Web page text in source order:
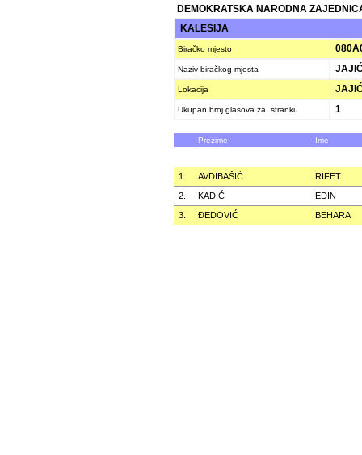
DEMOKRATSKA NARODNA
KALESIJA
Biračko mjesto
Naziv biračkog mjesta
Lokacija
Ukupan broj glasova za stranku 1
Prezime Ime
1. AVDIBAŠIĆ
RIFET
2.
KADIĆ
EDIN
3.
ÐEDOVIĆ BEHARA